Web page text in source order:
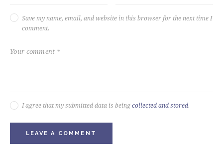
Save my name, email, and website in this browser for the next time I
comment.
I agree that my submitted data is beingcollected and stored.